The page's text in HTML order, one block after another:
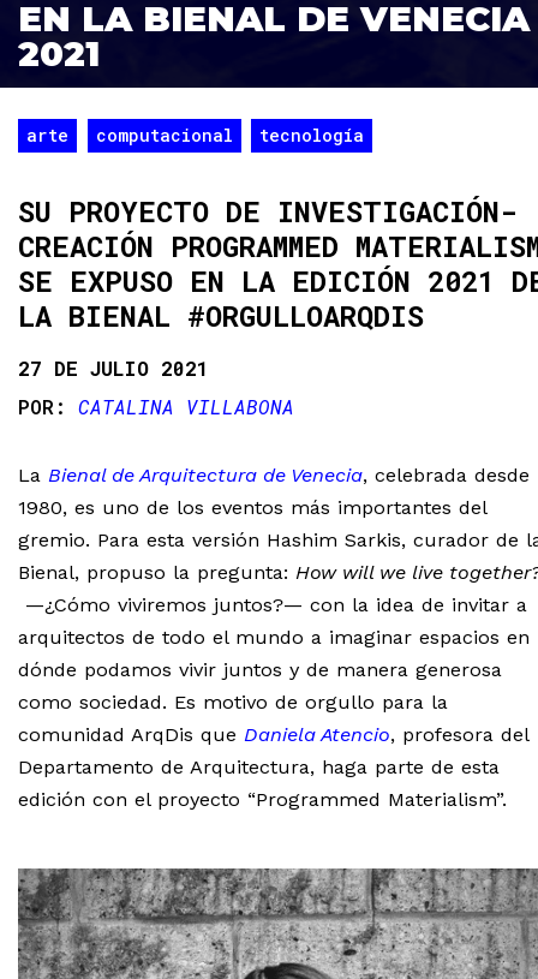
EN LA BIENAL DE VENECIA
2021
arte computacional tecnología
SU PROYECTO DE INVESTIGACIÓN-
CREACIÓN PROGRAMMED
SE EXPUSO EN LA EDICIÓN 2021
LA BIENAL #ORGULLOARQDIS
27 DE JULIO 2021
CATALINA VILLABONA
La Bienal de Arquitectura de Venecia, celebrada desde
1980, es uno de los eventos más importantes del
gremio. Para esta versión Hashim Sarkis, curador de
Bienal, propuso la pregunta: How will we live
—¿Cómo viviremos juntos?— con la idea de invitar a
arquitectos de todo el mundo a imaginar espacios en
dónde podamos vivir juntos y de manera generosa
como sociedad. Es motivo de orgullo para la
comunidad ArqDis que Daniela Atencio, profesora del
Departamento de Arquitectura, haga parte de esta
edición con el proyecto “Programmed Materialism”.